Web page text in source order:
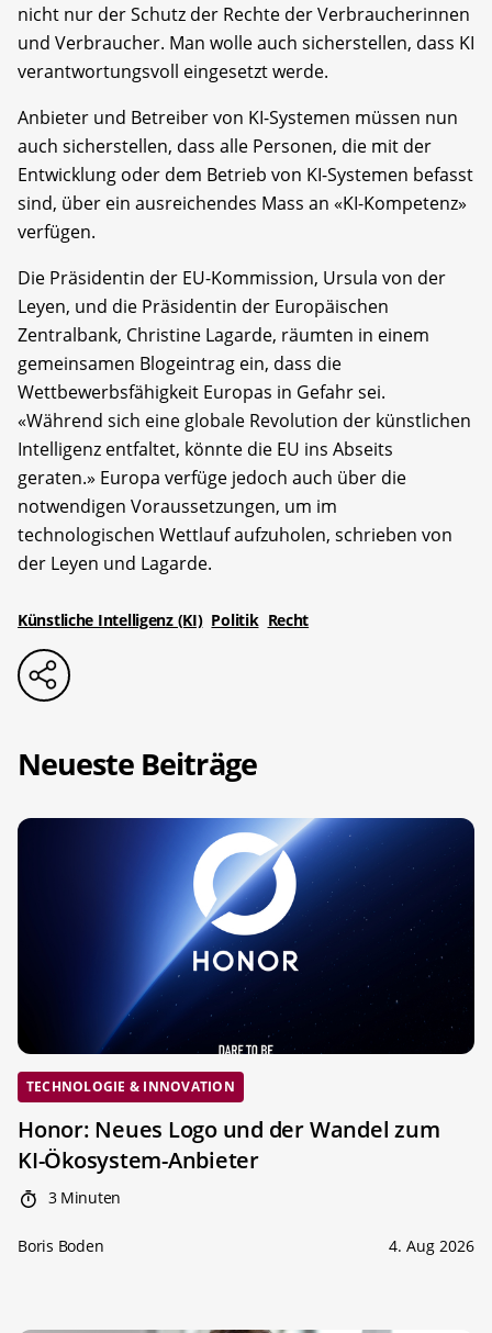
nicht nur der Schutz der Rechte der Verbraucherinnen
und Verbraucher. Man wolle auch sicherstellen, dass KI
verantwortungsvoll eingesetzt werde.
Anbieter und Betreiber von KI-Systemen müssen nun
auch sicherstellen, dass alle Personen, die mit der
Entwicklung oder dem Betrieb von KI-Systemen befasst
sind, über ein ausreichendes Mass an «KI-Kompetenz»
verfügen.
Die Präsidentin der EU-Kommission, Ursula von der
Leyen, und die Präsidentin der Europäischen
Zentralbank, Christine Lagarde, räumten in einem
gemeinsamen Blogeintrag ein, dass die
Wettbewerbsfähigkeit Europas in Gefahr sei.
«Während sich eine globale Revolution der künstlichen
Intelligenz entfaltet, könnte die EU ins Abseits
geraten.» Europa verfüge jedoch auch über die
notwendigen Voraussetzungen, um im
technologischen Wettlauf aufzuholen, schrieben von
der Leyen und Lagarde.
Künstliche Intelligenz (KI) Politik Recht
Neueste Beiträge
TECHNOLOGIE & INNOVATION
Honor: Neues Logo und der Wandel zum
KI-Ökosystem-Anbieter
3 Minuten
Boris Boden 4. Aug 2026